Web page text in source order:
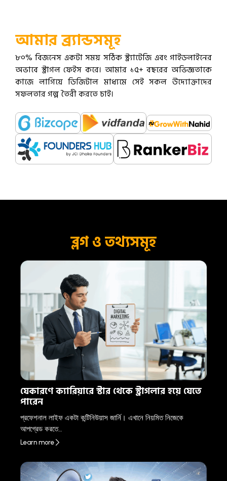
আমার ব্র্যান্ডসমূহ
৮০% বিজনেস একটা সময় সঠিক স্ট্র্যাটেজি এবং গাইডলাইনের
অভাবে স্ট্রাগল ফেইস করে। আমার ১৫+ বছরের অভিজ্ঞতাকে
কাজে লাগিয়ে ডিজিটাল মাধ্যমে সেই সকল উদ্যোক্তাদের
সফলতার গল্প তৈরী করতে চাই।
ব্লগ ও তথ্যসমূহ
যেকারণে ক্যারিয়ারে স্টার থেকে স্ট্রাগলার হয়ে যেতে
পারেন
প্রফেশনাল লাইফ একটা কন্টিনিউয়াস জার্নি। এখানে নিয়মিত নিজেকে
আপগ্রেড করতে…
Learn more